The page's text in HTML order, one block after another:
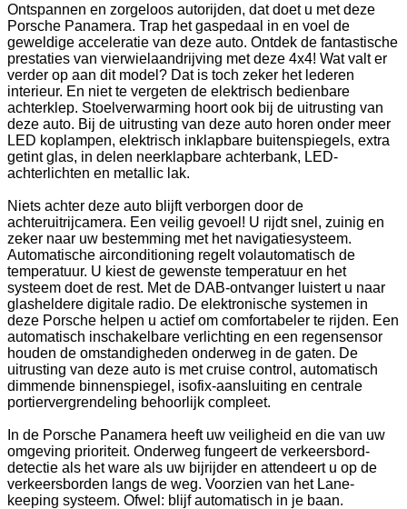
Ontspannen en zorgeloos autorijden, dat doet u met deze
Porsche Panamera. Trap het gaspedaal in en voel de
geweldige acceleratie van deze auto. Ontdek de fantastische
prestaties van vierwielaandrijving met deze 4x4! Wat valt er
verder op aan dit model? Dat is toch zeker het lederen
interieur. En niet te vergeten de elektrisch bedienbare
achterklep. Stoelverwarming hoort ook bij de uitrusting van
deze auto. Bij de uitrusting van deze auto horen onder meer
LED koplampen, elektrisch inklapbare buitenspiegels, extra
getint glas, in delen neerklapbare achterbank, LED-
achterlichten en metallic lak.
Niets achter deze auto blijft verborgen door de
achteruitrijcamera. Een veilig gevoel! U rijdt snel, zuinig en
zeker naar uw bestemming met het navigatiesysteem.
Automatische airconditioning regelt volautomatisch de
temperatuur. U kiest de gewenste temperatuur en het
systeem doet de rest. Met de DAB-ontvanger luistert u naar
glasheldere digitale radio. De elektronische systemen in
deze Porsche helpen u actief om comfortabeler te rijden. Een
automatisch inschakelbare verlichting en een regensensor
houden de omstandigheden onderweg in de gaten. De
uitrusting van deze auto is met cruise control, automatisch
dimmende binnenspiegel, isofix-aansluiting en centrale
portiervergrendeling behoorlijk compleet.
In de Porsche Panamera heeft uw veiligheid en die van uw
omgeving prioriteit. Onderweg fungeert de verkeersbord-
detectie als het ware als uw bijrijder en attendeert u op de
verkeersborden langs de weg. Voorzien van het Lane-
keeping systeem. Ofwel: blijf automatisch in je baan.